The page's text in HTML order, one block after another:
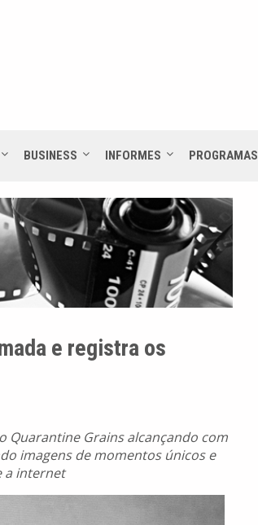
BUSINESS INFORMES PROGRAMAS
e registra os
Quarantine Grains alcançando com
imagens de momentos únicos e
a internet